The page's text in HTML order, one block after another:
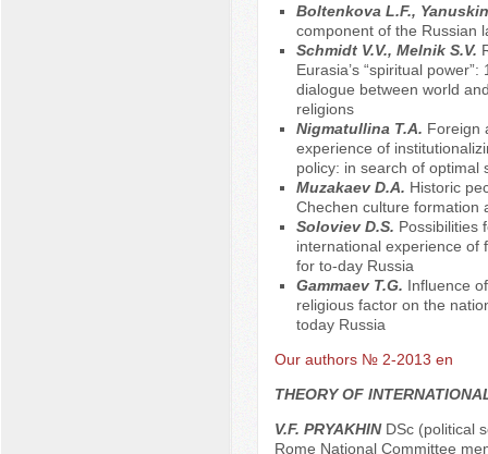
Boltenkova L.F.,
component of the Russian
Schmidt V.V., Меlnik S.V.
Eurasia’s “spiritual power”:
dialogue between world
religions
Nigmatullina T.A. Foreign
experience of
policy: in search of optimal
Muzakaev D.A. Historic
Chechen culture formation
Soloviev D.S. Possibilities
international experience of
for to-day Russia
Gammaev T.G. Influence
religious factor on the
today Russia
Our authors № 2-2013 en
THEORY OF
V.F. PRYAKHINDSc (political
Rome National Committee